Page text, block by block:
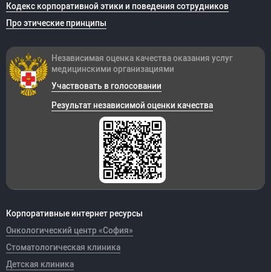
Кодекс корпоративной этики и поведения сотрудников
Про этические принципы
Корпоративные интернет ресурсы
Онкологический центр «София»
Стоматологическая клиника
Детская клиника
Независимая оценка качества оказания услуг
медицинскими организациями
Участвовать в голосовании
Результат независимой оценки качества